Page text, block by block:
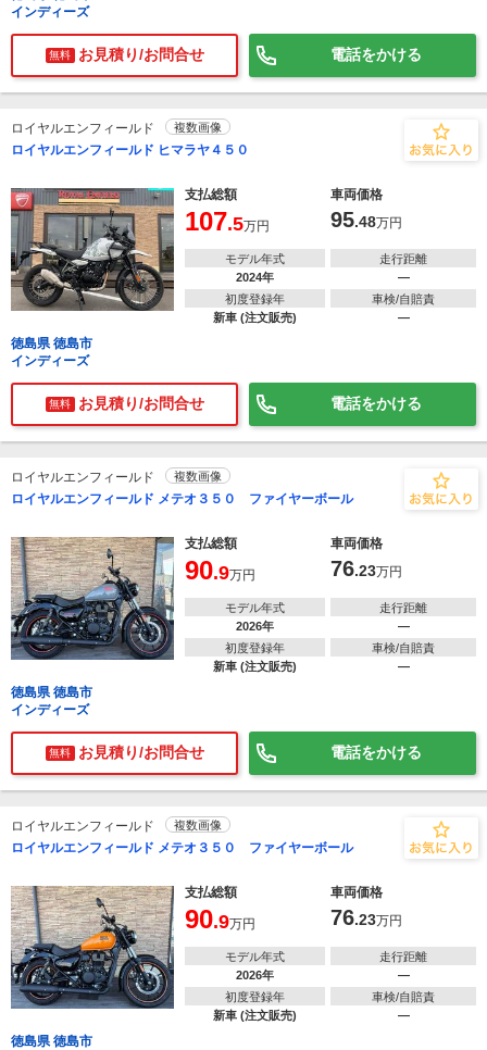
インディーズ
無料 お見積り/お問合せ 電話をかける
ロイヤルエンフィールド 複数画像
ロイヤルエンフィールド ヒマラヤ４５０
支払総額 車両価格
107.5万円 95.48万円
モデル年式
2024年
走行距離
―
初度登録年
新車 (注文販売)
車検/自賠責
―
徳島県 徳島市
インディーズ
無料 お見積り/お問合せ 電話をかける
ロイヤルエンフィールド 複数画像
ロイヤルエンフィールド メテオ３５０ ファイヤーボール
支払総額 車両価格
90.9万円 76.23万円
モデル年式
2026年
走行距離
―
初度登録年
新車 (注文販売)
車検/自賠責
―
徳島県 徳島市
インディーズ
無料 お見積り/お問合せ 電話をかける
ロイヤルエンフィールド 複数画像
ロイヤルエンフィールド メテオ３５０ ファイヤーボール
支払総額 車両価格
90.9万円 76.23万円
モデル年式
2026年
走行距離
―
初度登録年
新車 (注文販売)
車検/自賠責
―
徳島県 徳島市